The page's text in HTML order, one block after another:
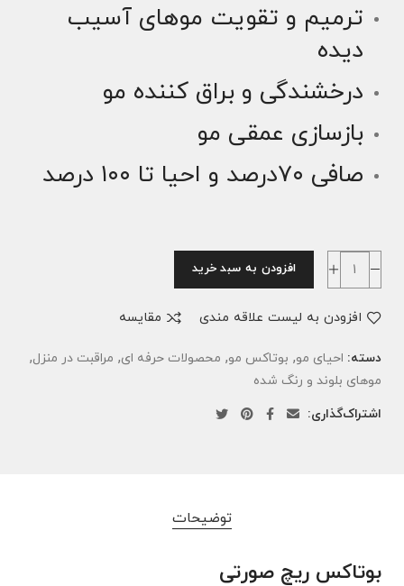
ترمیم و تقویت موهای آسیب
دیده
درخشندگی و براق کننده مو
بازسازی عمقی مو
صافی ۷۰درصد و احیا تا ۱۰۰ درصد
افزودن به سبد خرید
افزودن به لیست علاقه مندی مقایسه
دسته: احیای مو, بوتاکس مو, محصولات حرفه ای, مراقبت در منزل,
موهای بلوند و رنگ شده
اشتراک‌گذاری:
توضیحات
بوتاکس ریچ صورتی